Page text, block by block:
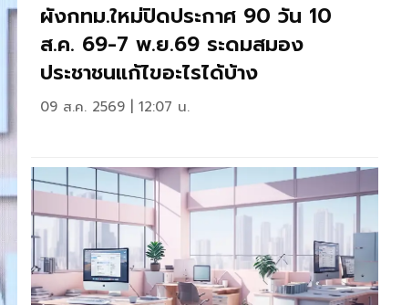
ผังกทม.ใหม่ปิดประกาศ 90 วัน 10
ส.ค. 69-7 พ.ย.69 ระดมสมอง
ประชาชนแก้ไขอะไรได้บ้าง
09 ส.ค. 2569 | 12:07 น.